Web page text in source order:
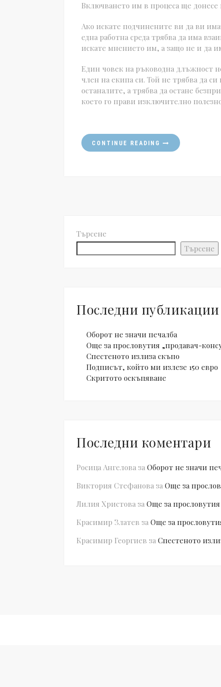
Включването им в процеса ще донесе
Ако искате подчинените ви да ви
една работна среда трябва да има
искате мнението им, а защо не и да
Един човек на ръководна длъжност
член на екипа си. Той не трябва да
останалите, а трябва да остане
което го прави изключително
CONTINUE READING
Търсене
Търсене
Последни публикации
Оборот не значи печалба
Още за прословутия „продавач-
Спестеното излиза скъпо
Подписът, който ми излезе 150 евро
Скритото оскъпяване
Последни коментари
Росица Ангелова за Оборот не значи
Виктория Стефанова за Още за
Лилия Христова за Още за
Красимир Златев за Още за
Красимир Георгиев за Спестеното